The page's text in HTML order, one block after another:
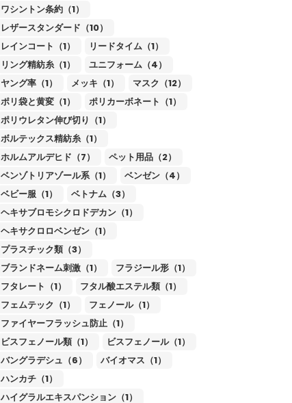
ワシントン条約（1）
レザースタンダード（10）
レインコート（1）
リードタイム（1）
リング精紡糸（1）
ユニフォーム（4）
ヤング率（1）
メッキ（1）
マスク（12）
ポリ袋と黄変（1）
ポリカーボネート（1）
ポリウレタン伸び切り（1）
ボルテックス精紡糸（1）
ホルムアルデヒド（7）
ペット用品（2）
ベンゾトリアゾール系（1）
ベンゼン（4）
ベビー服（1）
ベトナム（3）
ヘキサブロモシクロドデカン（1）
ヘキサクロロベンゼン（1）
プラスチック類（3）
ブランドネーム刺激（1）
フラジール形（1）
フタレート（1）
フタル酸エステル類（1）
フェムテック（1）
フェノール（1）
ファイヤーフラッシュ防止（1）
ビスフェノール類（1）
ビスフェノール（1）
バングラデシュ（6）
バイオマス（1）
ハンカチ（1）
ハイグラルエキスパンション（1）